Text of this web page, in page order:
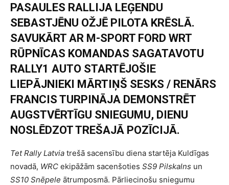
PASAULES RALLIJA LEĢENDU
SEBASTJĒNU OŽJĒ PILOTA KRĒSLĀ.
SAVUKĀRT AR M-SPORT FORD WRT
RŪPNĪCAS KOMANDAS SAGATAVOTU
RALLY1 AUTO STARTĒJOŠIE
LIEPĀJNIEKI MĀRTIŅŠ SESKS / RENĀRS
FRANCIS TURPINĀJA DEMONSTRĒT
AUGSTVĒRTĪGU SNIEGUMU, DIENU
NOSLĒDZOT TREŠAJĀ POZĪCIJĀ.
Tet Rally Latvia trešā sacensību diena startēja Kuldīgas
novadā, WRC ekipāžām sacenšoties SS9 Pilskalns un
SS10 Snēpele ātrumposmā. Pārliecinošu sniegumu